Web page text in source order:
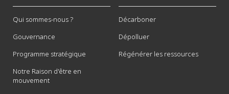
Qui sommes-nous ?
Gouvernance
Programme stratégique
Notre Raison d'être en
mouvement
Décarboner
Dépolluer
Régénérer les ressources